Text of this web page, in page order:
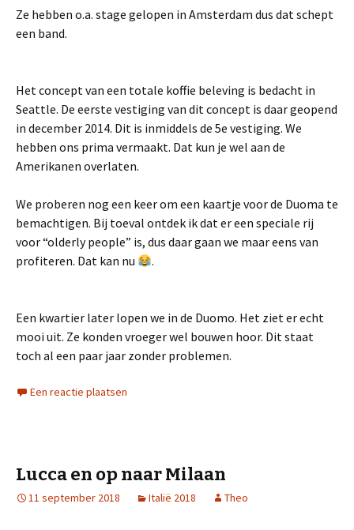
Ze hebben o.a. stage gelopen in Amsterdam dus dat schept
een band.
Het concept van een totale koffie beleving is bedacht in
Seattle. De eerste vestiging van dit concept is daar geopend
in december 2014. Dit is inmiddels de 5e vestiging. We
hebben ons prima vermaakt. Dat kun je wel aan de
Amerikanen overlaten.
We proberen nog een keer om een kaartje voor de Duoma te
bemachtigen. Bij toeval ontdek ik dat er een speciale rij
voor “olderly people” is, dus daar gaan we maar eens van
profiteren. Dat kan nu
.
Een kwartier later lopen we in de Duomo. Het ziet er echt
mooi uit. Ze konden vroeger wel bouwen hoor. Dit staat
toch al een paar jaar zonder problemen.
Een reactie plaatsen
Lucca en op naar Milaan
11 september 2018 Italië 2018 Theo